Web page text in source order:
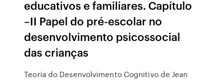
educativos e familiares. Capítulo
–II Papel do pré-escolar no
desenvolvimento psicossocial
das crianças
Teoria do Desenvolvimento Cognitivo de Jean